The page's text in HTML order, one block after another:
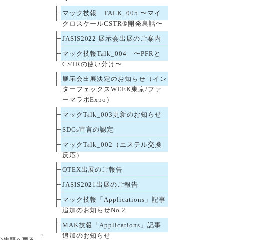
マック技報 TALK_005 〜マイ
クロスケールCSTR®開発裏話〜
JASIS2022 展示会出展のご案内
マック技報Talk_004 〜PFRと
CSTRの使い分け〜
展示会出展決定のお知らせ（イン
ターフェックスWEEK東京/ファ
ーマラボExpo）
マックTalk_003更新のお知らせ
SDGs宣言の認定
マックTalk_002（エステル交換
反応）
OTEX出展のご報告
JASIS2021出展のご報告
マック技報「Applications」記事
追加のお知らせNo.2
MAK技報「Applications」記事
追加のお知らせ